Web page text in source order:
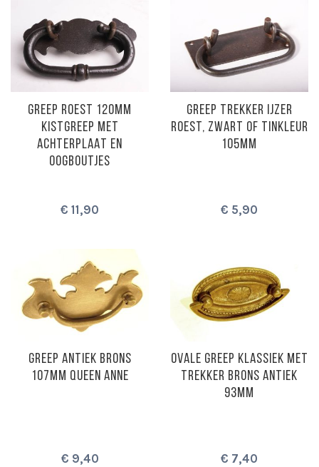
GREEP ROEST 120MM
KISTGREEP MET
ACHTERPLAAT EN
OOGBOUTJES
€ 11,90
GREEP TREKKER IJZER
ROEST, ZWART OF TINKLEUR
105MM
€ 5,90
GREEP ANTIEK BRONS
107MM QUEEN ANNE
€ 9,40
OVALE GREEP KLASSIEK MET
TREKKER BRONS ANTIEK
93MM
€ 7,40